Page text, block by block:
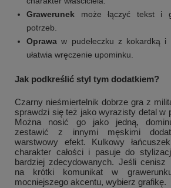
Grawerunek może łączyć tekst i
potrzeb.
Oprawa w pudełeczku z kokardką i
ułatwia wręczenie upominku.
Jak podkreślić styl tym dodatkiem?
Czarny nieśmiertelnik dobrze gra z
sprawdzi się też jako wyrazisty detal w
Można nosić go jako jedną,
zestawić z innymi męskimi
warstwowy efekt. Kulkowy
charakter całości i pasuje do
bardziej zdecydowanych. Jeśli cenisz
na krótki komunikat w
mocniejszego akcentu, wybierz grafikę.